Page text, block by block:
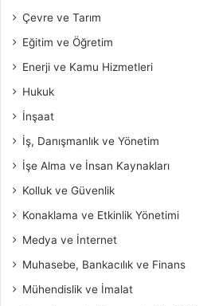
Çevre ve Tarım
Eğitim ve Öğretim
Enerji ve Kamu Hizmetleri
Hukuk
İnşaat
İş, Danışmanlık ve Yönetim
İşe Alma ve İnsan Kaynakları
Kolluk ve Güvenlik
Konaklama ve Etkinlik Yönetimi
Medya ve İnternet
Muhasebe, Bankacılık ve Finans
Mühendislik ve İmalat